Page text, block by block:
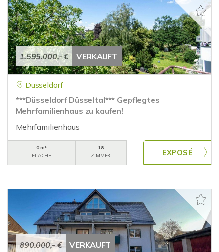
1.595.000,- € VERKAUFT
Düsseldorf
***Düsseldorf Düsseltal*** Gepflegtes
Mehrfamilienhaus zu kaufen!
Mehrfamilienhaus
0 m²
FLÄCHE
18
ZIMMER
890.000,- € VERKAUFT